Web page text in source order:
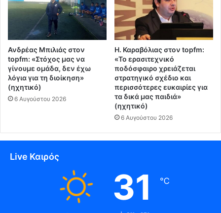
Ανδρέας Μπιλιάς στον
topfm: «Στόχος μας να
γίνουμε ομάδα, δεν έχω
λόγια για τη διοίκηση»
(ηχητικό)
6 Αυγούστου 2026
Η. Καραβόλιας στον topfm:
«Το ερασιτεχνικό
ποδόσφαιρο χρειάζεται
στρατηγικό σχέδιο και
περισσότερες ευκαιρίες για
τα δικά μας παιδιά»
(ηχητικό)
6 Αυγούστου 2026
Live Καιρός
31 ℃